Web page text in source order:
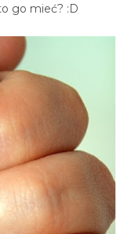
go mieć? :D